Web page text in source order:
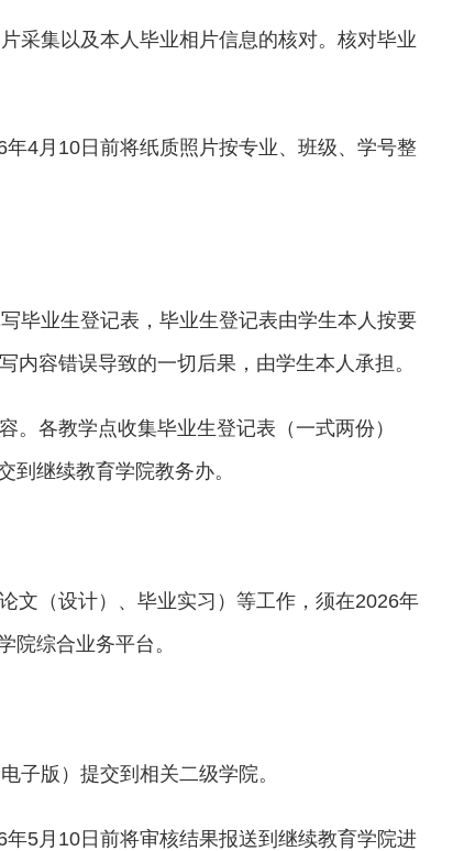
采集以及本人毕业相片信息的核对。核对毕业
4月10日前将纸质照片按专业、班级、学号整
毕业生登记表，毕业生登记表由学生本人按要
容错误导致的一切后果，由学生本人承担。
。各教学点收集毕业生登记表（一式两份）
到继续教育学院教务办。
文（设计）、毕业实习）等工作，须在2026年
院综合业务平台。
子版）提交到相关二级学院。
5月10日前将审核结果报送到继续教育学院进